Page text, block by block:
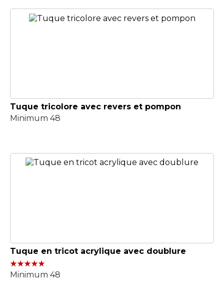
Tuque tricolore avec revers et pompon
Minimum 48
Tuque en tricot acrylique avec doublure
Minimum 48